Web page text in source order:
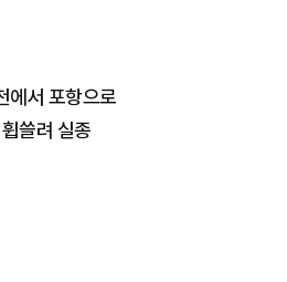
에서 포항으로
쓸려 실종